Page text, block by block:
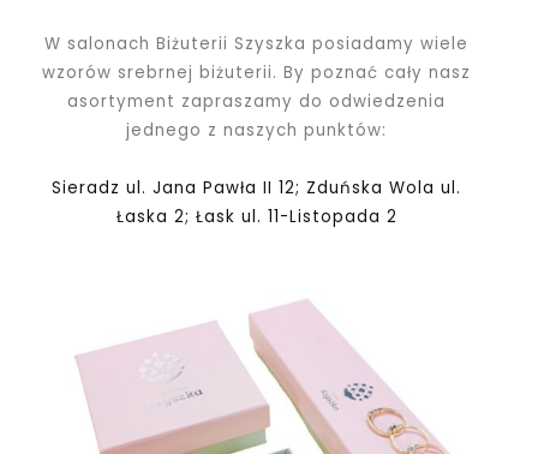
W salonach Biżuterii Szyszka posiadamy wiele
wzorów srebrnej biżuterii. By poznać cały nasz
asortyment zapraszamy do odwiedzenia
jednego z naszych punktów:
Sieradz ul. Jana Pawła II 12; Zduńska Wola ul.
Łaska 2; Łask ul. 11-Listopada 2